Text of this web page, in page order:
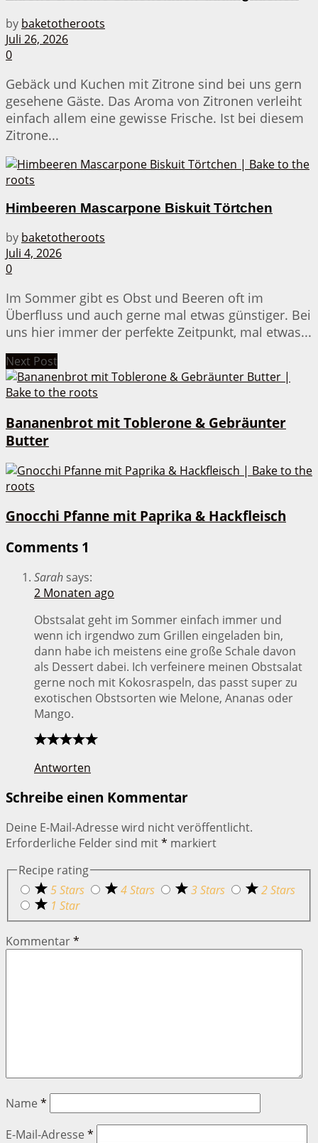
by baketotheroots
Juli 26, 2026
0
Gebäck und Kuchen mit Zitrone sind bei uns gern
gesehene Gäste. Das Aroma von Zitronen verleiht
einfach allem eine gewisse Frische. Ist bei diesem
Zitrone...
Himbeeren Mascarpone Biskuit Törtchen
by baketotheroots
Juli 4, 2026
0
Im Sommer gibt es Obst und Beeren oft im
Überfluss und auch gerne mal etwas günstiger. Bei
uns hier immer der perfekte Zeitpunkt, mal etwas...
Next Post
Bananenbrot mit Toblerone & Gebräunter
Butter
Gnocchi Pfanne mit Paprika & Hackfleisch
Comments 1
Sarah says:
2 Monaten ago
Obstsalat geht im Sommer einfach immer und
wenn ich irgendwo zum Grillen eingeladen bin,
dann habe ich meistens eine große Schale davon
als Dessert dabei. Ich verfeinere meinen Obstsalat
gerne noch mit Kokosraspeln, das passt super zu
exotischen Obstsorten wie Melone, Ananas oder
Mango.
Antworten
Schreibe einen Kommentar
Deine E-Mail-Adresse wird nicht veröffentlicht.
Erforderliche Felder sind mit* markiert
Recipe rating
5 Stars
4 Stars 3 Stars
2 Stars
1 Star
Kommentar*
Name *
E-Mail-Adresse *